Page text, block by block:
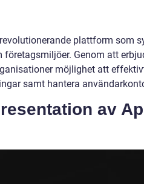
plattform som
företagsmiljöer. Genom att
möjlighet att
samt hantera
av